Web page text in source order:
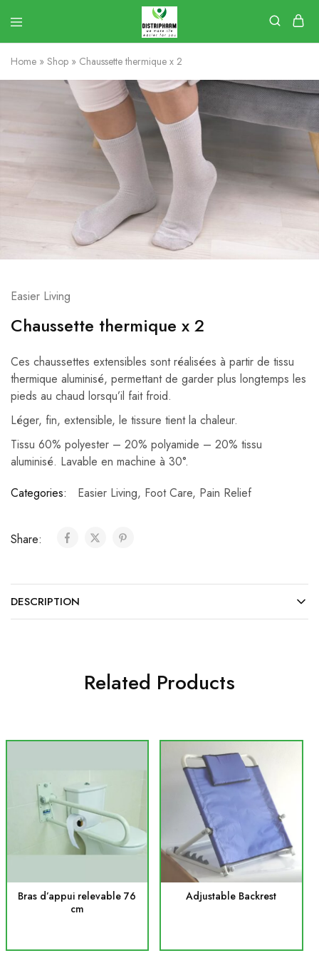
Home » Shop » Chaussette thermique x 2
Easier Living
Chaussette thermique x 2
Ces chaussettes extensibles sont réalisées à partir de tissu
thermique aluminisé, permettant de garder plus longtemps les
pieds au chaud lorsqu’il fait froid.
Léger, fin, extensible, le tissure tient la chaleur.
Tissu 60% polyester – 20% polyamide – 20% tissu
aluminisé. Lavable en machine à 30°.
Categories:
Easier Living, Foot Care, Pain Relief
Share:
DESCRIPTION
Related Products
Bras d’appui relevable 76
cm
Adjustable Backrest